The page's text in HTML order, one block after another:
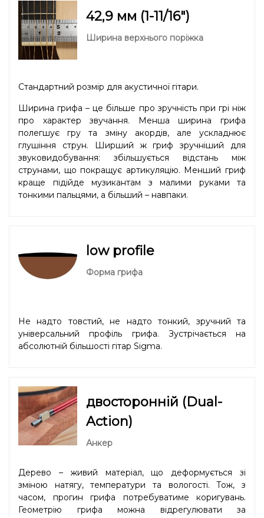
42,9 мм (1-11/16″)
Ширина верхнього поріжка
Стандартний розмір для акустичної гітари.
Ширина грифа – це більше про зручність при грі ніж
про характер звучання. Менша ширина грифа
полегшує гру та зміну акордів, але ускладнює
глушіння струн. Ширший ж гриф зручніший для
звуковидобування: збільшується відстань між
струнами, що покращує артикуляцію. Менший гриф
краще підійде музикантам з малими руками та
тонкими пальцями, а більший – навпаки.
low profile
Форма грифа
Не надто товстий, не надто тонкий, зручний та
універсальний профіль грифа. Зустрічається на
абсолютній більшості гітар Sigma.
двосторонній (Dual-
Action)
Анкер
Дерево – живий матеріал, що деформується зі
зміною натягу, температури та вологості. Тож, з
часом, прогин грифа потребуватиме коригувань.
Геометрію грифа можна відрегулювати за